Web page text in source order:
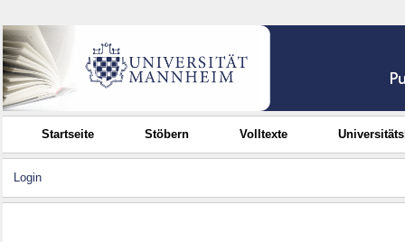
Startseite Stöbern Volltexte
Login